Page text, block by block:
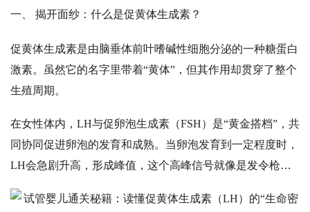
一、 揭开面纱：什么是促黄体生成素？
促黄体生成素是由脑垂体前叶嗜碱性细胞分泌的一种糖蛋白
激素。虽然它的名字里带着“黄体”，但其作用却贯穿了整个
生殖周期。
在女性体内， LH与促卵泡生成素（FSH）是“黄金搭档”，共
同协同促进卵泡的发育和成熟。当卵泡发育到一定程度时，
LH会急剧升高，形成峰值，这个高峰信号就像是发令枪，
促使成熟卵泡破裂释放卵子；排卵后，LH又化身为“守护
者”，促使黄体形成并分泌孕激素，为受精卵着床提供肥沃